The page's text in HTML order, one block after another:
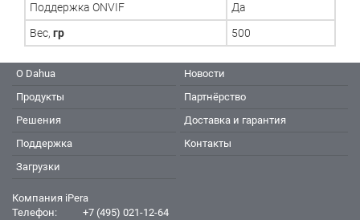
Поддержка ONVIF
Да
Вес, гр 500
О Dahua
Продукты
Решения
Поддержка
Загрузки
Новости
Партнёрство
Доставка и гарантия
Контакты
Компания iPera
Телефон:
+7 (495) 021-12-64